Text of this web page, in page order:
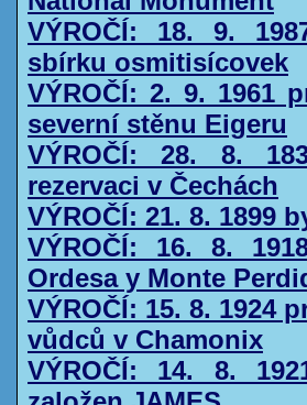
VÝROČÍ: 18. 9.
sbírku osmitisícovek
VÝROČÍ: 2. 9. 1961
severní stěnu Eigeru
VÝROČÍ: 28. 8.
rezervaci v Čechách
VÝROČÍ: 21. 8. 1899
VÝROČÍ: 16. 8.
Ordesa y Monte
VÝROČÍ: 15. 8. 1924
vůdců v Chamonix
VÝROČÍ: 14. 8.